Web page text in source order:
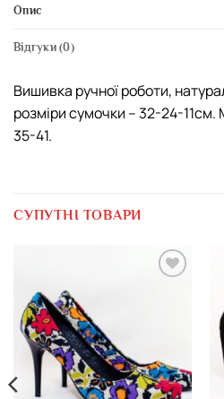
Опис
Відгуки (0)
Вишивка ручної роботи,
розміри сумочки – 32-24-11см.
35-41.
СУПУТНІ ТОВАРИ